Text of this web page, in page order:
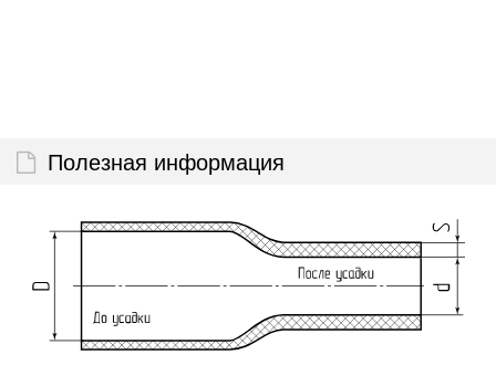
Полезная информация